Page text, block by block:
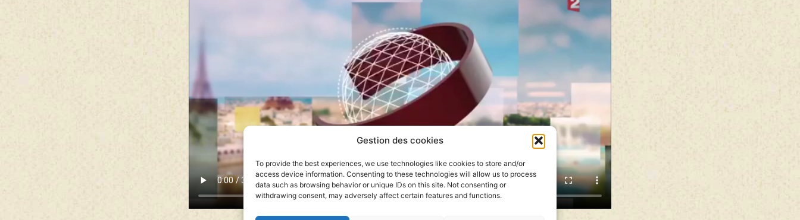
Gestion des cookies
To provide the best experiences, we use technologies like cookies to store and/or
access device information. Consenting to these technologies will allow us to process
data such as browsing behavior or unique IDs on this site. Not consenting or
withdrawing consent, may adversely affect certain features and functions.